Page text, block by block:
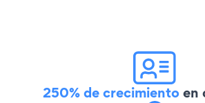
250% de crecimientoen